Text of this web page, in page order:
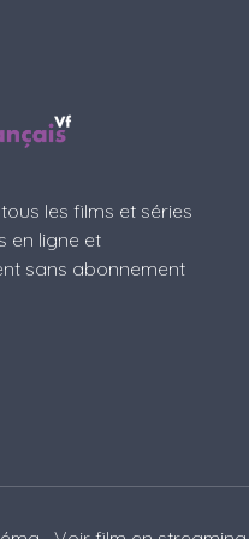
les films et séries
en ligne et
sans abonnement